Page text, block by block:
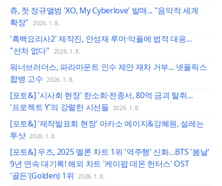
츄, 첫 정규앨범 'XO, My Cyberlove' 발매... "음악적 세계
확장" 2026. 1. 8.
'흑백요리사2' 제작진, 안성재 루머·악플에 법적 대응...
"선처 없다" 2026. 1. 8.
워너브러더스, 파라마운트 인수 제안 재차 거부... 넷플릭스
합병 고수 2026. 1. 8.
[포토&] '시사회 현장' 한소희·전종서, 80억 금괴 탈취…
'프로젝트 Y'의 강렬한 시선들 2026. 1. 8.
[포토&] '제작발표회 현장' 아카소 에이지&강혜원, 설레는
투샷 2026. 1. 8.
[포토&] 우즈, 2025 멜론 차트 1위 '역주행' 신화…BTS '봄날'
9년 연속 대기록! 해외 차트 '케이팝 데몬 헌터스' OST
'골든'(Golden) 1위 2026. 1. 8.